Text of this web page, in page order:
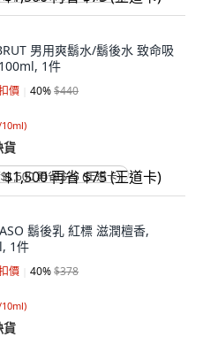
男用爽鬍水/鬍後水 致命吸
1件
價 40%$440
)
貨
再省 $75 (王道卡)
鬍後乳 紅標 滋潤檀香,
1件
價 40%$378
)
貨